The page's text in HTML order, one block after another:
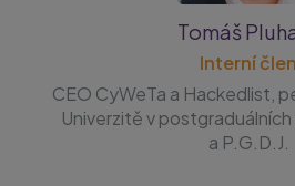
Tomáš
Interní člen
CEO CyWeTa a Hackedlist,
Univerzitě v
a P.G.D.J.